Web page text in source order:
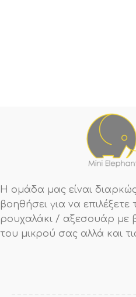
Η ομάδα μας είναι
βοηθήσει για να επιλέξετε
ρουχαλάκι / αξεσουάρ με
του μικρού σας αλλά και